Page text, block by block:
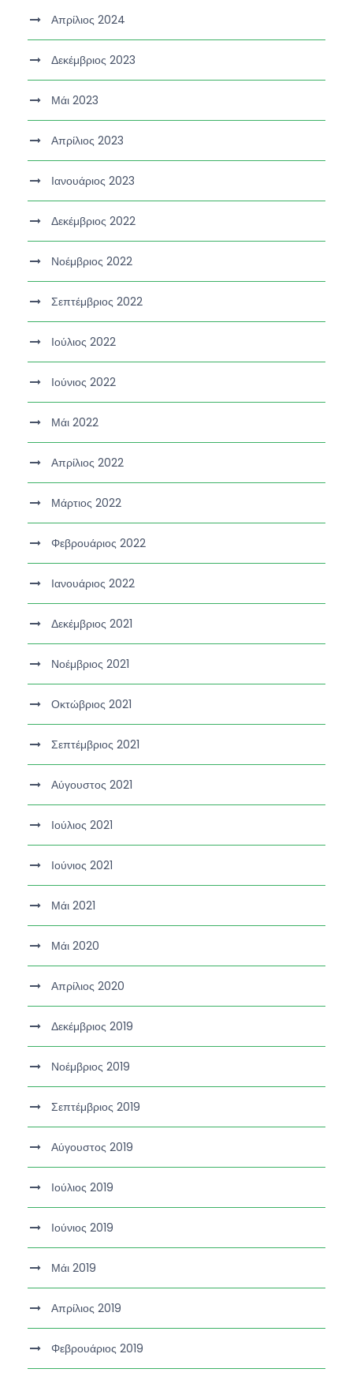
Απρίλιος 2024
Δεκέμβριος 2023
Μάι 2023
Απρίλιος 2023
Ιανουάριος 2023
Δεκέμβριος 2022
Νοέμβριος 2022
Σεπτέμβριος 2022
Ιούλιος 2022
Ιούνιος 2022
Μάι 2022
Απρίλιος 2022
Μάρτιος 2022
Φεβρουάριος 2022
Ιανουάριος 2022
Δεκέμβριος 2021
Νοέμβριος 2021
Οκτώβριος 2021
Σεπτέμβριος 2021
Αύγουστος 2021
Ιούλιος 2021
Ιούνιος 2021
Μάι 2021
Μάι 2020
Απρίλιος 2020
Δεκέμβριος 2019
Νοέμβριος 2019
Σεπτέμβριος 2019
Αύγουστος 2019
Ιούλιος 2019
Ιούνιος 2019
Μάι 2019
Απρίλιος 2019
Φεβρουάριος 2019